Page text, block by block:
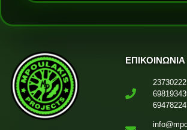
ΕΠΙΚΟΙΝΩΝΙΑ